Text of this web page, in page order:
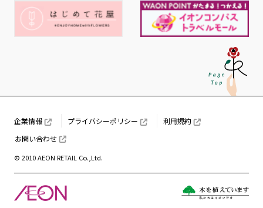
企業情報 プライバシーポリシー
利用規約
お問い合わせ
© 2010 AEON RETAIL Co.,Ltd.